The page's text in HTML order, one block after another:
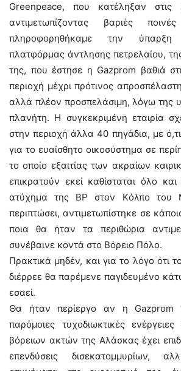
Greenpeace, που κατέληξαν στις
αντιμετωπίζοντας βαριές
πληροφορηθήκαμε την ύπαρξη
πλατφόρμας άντλησης πετρελαίου,
της, που έστησε η Gazprom βαθιά
περιοχή μέχρι πρότινος
αλλά πλέον προσπελάσιμη, λόγω της
πλανήτη. Η συγκεκριμένη εταιρία
στην περιοχή άλλα 40 πηγάδια, με
για το ευαίσθητο οικοσύστημα σε
το οποίο εξαιτίας των ακραίων
επικρατούν εκεί καθίσταται όλο
ατύχημα της BP στον Kόλπο του
περιπτώσει, αντιμετωπίστηκε σε
ποια θα ήταν τα περιθώρια
συνέβαινε κοντά στο Βόρειο Πόλο.
Πρακτικά μηδέν, και για το λόγο ότι
διέρρεε θα παρέμενε παγιδευμένο
εσαεί.
Θα ήταν περίεργο αν η
παρόμοιες τυχοδιωκτικές
βόρειων ακτών της Αλάσκας έχει
επενδύσεις δισεκατομμυρίων,